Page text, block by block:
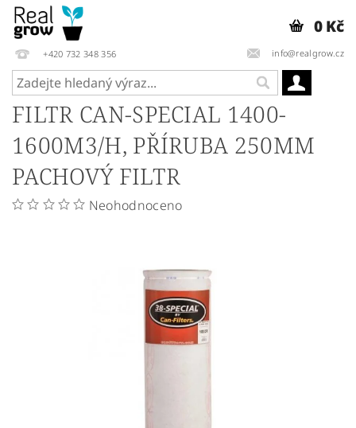
+420 732 348 356 info@realgrow.cz
0 Kč
FILTR CAN-SPECIAL 1400-
1600M3/H, PŘÍRUBA 250MM
PACHOVÝ FILTR
Neohodnoceno